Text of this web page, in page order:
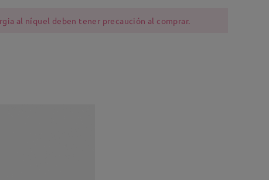
al níquel deben tener precaución al comprar.